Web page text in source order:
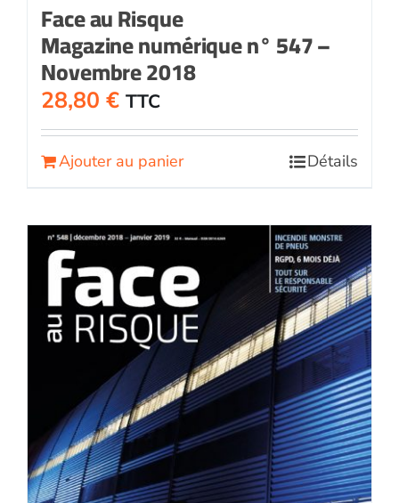
Face au Risque
Magazine numérique n° 547 –
Novembre 2018
28,80 € TTC
Ajouter au panier Détails